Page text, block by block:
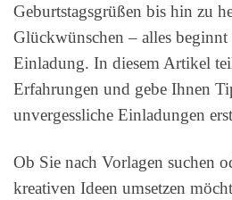
Geburtstagsgrüßen bis hin zu
Glückwünschen – alles
Einladung. In diesem Artikel
Erfahrungen und gebe Ihnen
unvergessliche Einladungen
Ob Sie nach Vorlagen suchen
kreativen Ideen umsetzen